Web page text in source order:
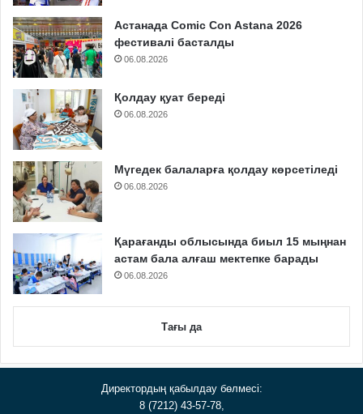
Астанада Comic Con Astana 2026
фестивалі басталды
06.08.2026
Қолдау қуат береді
06.08.2026
Мүгедек балаларға қолдау көрсетіледі
06.08.2026
Қарағанды облысында биыл 15 мыңнан
астам бала алғаш мектепке барады
06.08.2026
Тағы да
Директордың қабылдау бөлмесі:
8 (7212) 43-57-78,